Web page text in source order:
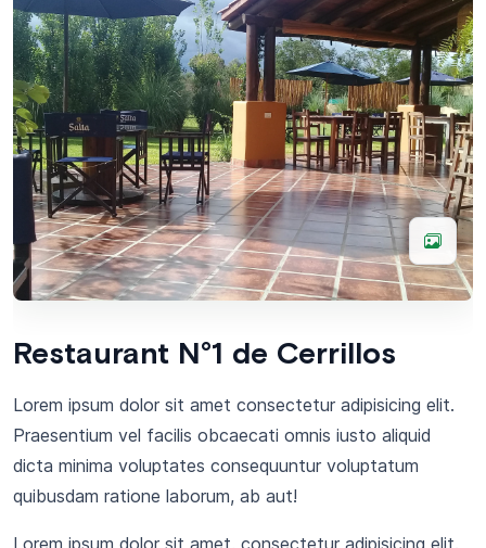
Restaurant N°1 de Cerrillos
Lorem ipsum dolor sit amet consectetur adipisicing elit.
Praesentium vel facilis obcaecati omnis iusto aliquid
dicta minima voluptates consequuntur voluptatum
quibusdam ratione laborum, ab aut!
Lorem ipsum dolor sit amet, consectetur adipisicing elit.